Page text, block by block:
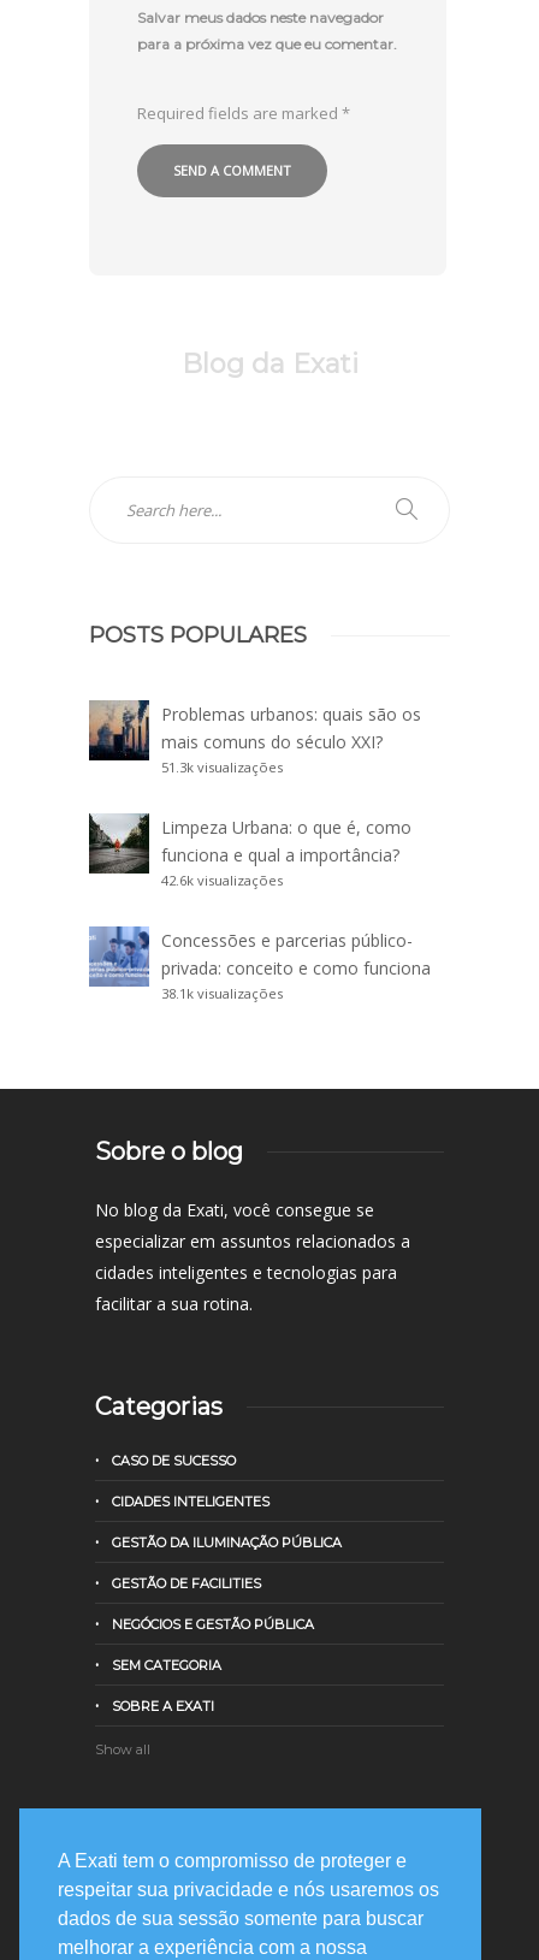
Salvar meus dados neste navegador
para a próxima vez que eu comentar.
Required fields are marked *
Blog da Exati
POSTS POPULARES
Problemas urbanos: quais são os
mais comuns do século XXI?
51.3k visualizações
Limpeza Urbana: o que é, como
funciona e qual a importância?
42.6k visualizações
Concessões e parcerias público-
privada: conceito e como funciona
38.1k visualizações
Sobre o blog
No blog da Exati, você consegue se
especializar em assuntos relacionados a
cidades inteligentes e tecnologias para
facilitar a sua rotina.
Categorias
CASO DE SUCESSO
CIDADES INTELIGENTES
GESTÃO DA ILUMINAÇÃO PÚBLICA
GESTÃO DE FACILITIES
NEGÓCIOS E GESTÃO PÚBLICA
SEM CATEGORIA
SOBRE A EXATI
Show all
Entre em contato
Rua Prof. Joaquim de Mattos Barreto,
478 82200-210 - Curitiba, PR
A Exati tem o compromisso de proteger e
respeitar sua privacidade e nós usaremos os
dados de sua sessão somente para buscar
melhorar a experiência com a nossa